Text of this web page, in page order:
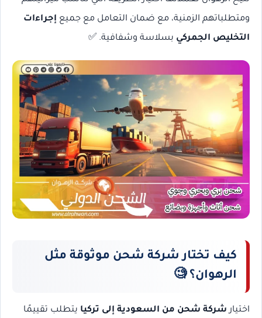
ومتطلباتهم الزمنية، مع ضمان التعامل مع جميع إجراءات
التخليص الجمركي بسلاسة وشفافية. ✅
كيف تختار شركة شحن موثوقة مثل
الرهوان؟ 🧐
اختيار شركة شحن من السعودية إلى تركيا يتطلب تقييمًا